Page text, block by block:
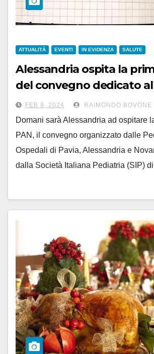
ATTUALITÀ EVENTI IN EVIDENZA SALUTE
Alessandria ospita la
del convegno dedicato
Pediatria. Domani
FEB 9, 2024 RAIMONDO BOVONE
Domani sarà Alessandria ad ospitare
PAN, il convegno organizzato dalle
Ospedali di Pavia, Alessandria e
dalla Società Italiana Pediatria (SIP)